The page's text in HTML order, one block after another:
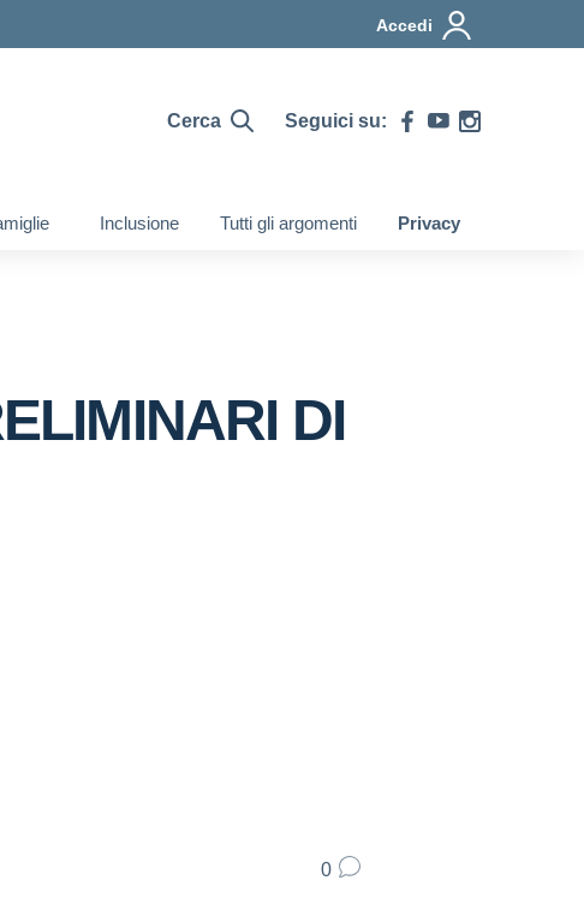
Accedi
Cerca Seguici su:
Inclusione Tutti gli argomenti Privacy
DI
0